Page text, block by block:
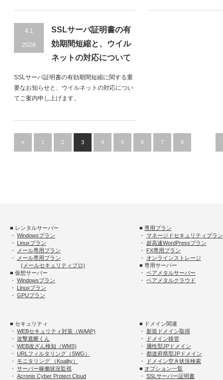
4.1
2026
SSLサーバ証明書の有
効期間短縮と、ウイル
ネットの対応について
SSLサーバ証明書の有効期間短縮に関する重
要なお知らせと、ウイルネットの対応につい
てご案内申し上げます。
« 1 2 3 4 5 6 7 8
■ レンタルサーバー ■ 専用プラン
・ Windowsプラン ・ マネージドセキュリティプラン
・ Linuxプラン ・ 超高速WordPressプラン
・
メール専用プラン ・ FX専用プラン
・
メール専用プラン ・ オンラインストレージ
(メールセキュリティプロ)
■ 専用サーバー
■ 仮想サーバー
・ ベアメタルサーバー
・ Windowsプラン ・ ベアメタルクラウド
・ Linuxプラン
・ GPUプラン
■ セキュリティ
■ ドメイン関連
・ WEBセキュリティ対策（WAAP) ・ 新規ドメイン取得
・ 攻撃遮断くん ・
ドメイン移管
・ WEB改ざん検知（WMS) ・
属性型JPドメイン
・ URLフィルタリング（SWG） ・ 都道府県型JPドメイン
・ モニタリング （Koality） ・
ドメイン空き状況検索
・ サーバー稼働状況監視 ■ オプション一覧
・ Acronis Cyber Protect Cloud ・ SSLサーバー証明書